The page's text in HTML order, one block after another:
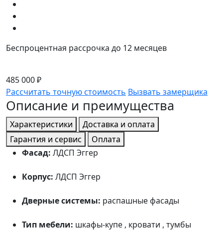
Беспроцентная рассрочка до 12 месяцев
485 000 ₽
Рассчитать точную стоимость Вызвать замерщика
Описание и преимущества
Характеристики
Доставка и оплата
Гарантия и сервис
Оплата
Фасад: ЛДСП Эггер
Корпус: ЛДСП Эггер
Дверные системы: распашные фасады
Тип мебели: шкафы-купе , кровати , тумбы